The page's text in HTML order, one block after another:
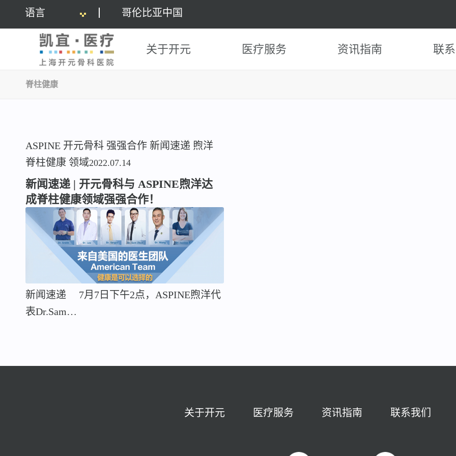
语言 哥伦比亚中国
关于开元 医疗服务 资讯指南 联
脊柱健康
ASPINE 开元骨科 强强合作 新闻速递 煦洋
脊柱健康 领域2022.07.14
新闻速递 | 开元骨科与 ASPINE煦洋达
成脊柱健康领域强强合作！
新闻速递 7月7日下午2点，ASPINE煦洋代
表Dr.Sam…
关于开元 医疗服务 资讯指南 联系我们